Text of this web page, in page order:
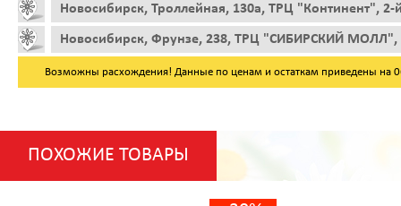
Новосибирск, Троллейная, 130а, ТРЦ "Континент", 2-
Новосибирск, Фрунзе, 238, ТРЦ "СИБИРСКИЙ МОЛЛ",
Возможны расхождения! Данные по ценам и остаткам приведены на
ПОХОЖИЕ ТОВАРЫ